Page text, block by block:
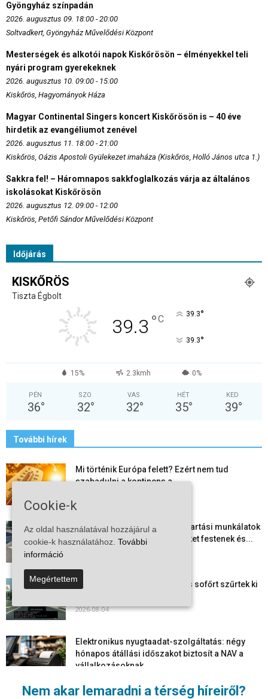
Nem akar lemaradni a térség híreiről?
Gyöngyház színpadán
2026. augusztus 09. 18:00 - 20:00
Soltvadkert, Gyöngyház Művelődési Központ
Mesterségek és alkotói napok Kiskőrösön – élményekkel teli
nyári program gyerekeknek
2026. augusztus 10. 09:00 - 15:00
Kiskőrös, Hagyományok Háza
Magyar Continental Singers koncert Kiskőrösön is – 40 éve
hirdetik az evangéliumot zenével
2026. augusztus 11. 18:00 - 21:00
Kiskőrös, Oázis Apostoli Gyülekezet imaháza (Kiskőrös, Holló János utca 1.)
Sakkra fel! – Háromnapos sakkfoglalkozás várja az általános
iskolásokat Kiskőrösön
2026. augusztus 12. 09:00 - 12:00
Kiskőrös, Petőfi Sándor Művelődési Központ
Időjárás
KISKŐRÖS
Tiszta Égbolt
39.3 °C 39.3°
39.3°
15% 2.3kmh 0%
PÉN
36°
SZO
32°
VAS
32°
HÉT
35°
KED
39°
További hírek
Mi történik Európa felett? Ezért nem tud
szabadulni a kontinens a...
Folyamatosak a nyári karbantartási munkálatok
Kiskőrösön – útburkolati jeleket festenek és...
Több száz gyorshajtót és ittas sofőrt szűrtek ki
2026-08-04
Elektronikus nyugtaadat-szolgáltatás: négy
hónapos átállási időszakot biztosít a NAV a
vállalkozásoknak
Cookie-k
Az oldal használatával hozzájárul a
cookie-k használatához. További
információ
Megértettem